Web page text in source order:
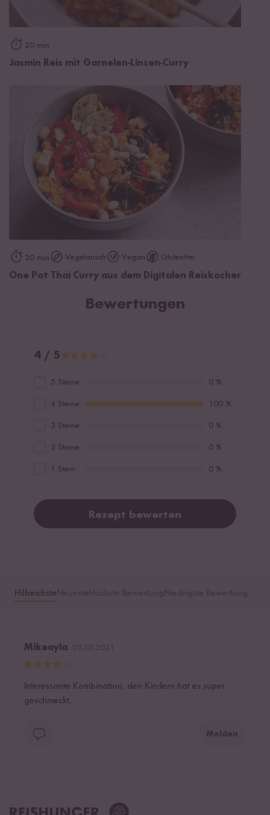
20 min
Jasmin Reis mit Garnelen-Linsen-Curry
30 min Vegetarisch Vegan Glutenfrei
One Pot Thai Curry aus dem Digitalen Reiskocher
Bewertungen
4 / 5
5 Sterne 0 %
4 Sterne 100 %
3 Sterne 0 %
2 Sterne 0 %
1 Stern 0 %
Rezept bewerten
Hilfreichste
Mikeayla
Interessante Kombination, den Kindern hat es super
geschmeckt.
Melden